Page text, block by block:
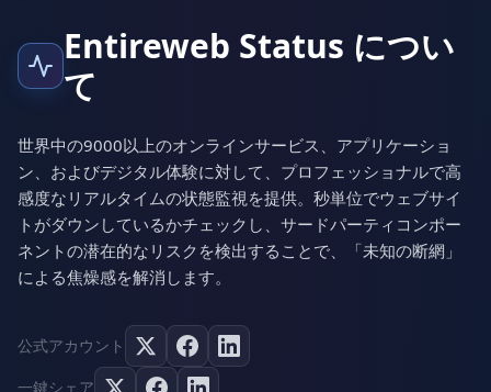
Entireweb Status につい
て
世界中の9000以上のオンラインサービス、アプリケーショ
ン、およびデジタル体験に対して、プロフェッショナルで高
感度なリアルタイムの状態監視を提供。秒単位でウェブサイ
トがダウンしているかチェックし、サードパーティコンポー
ネントの潜在的なリスクを検出することで、「未知の断網」
による焦燥感を解消します。
公式アカウント
一鍵シェア